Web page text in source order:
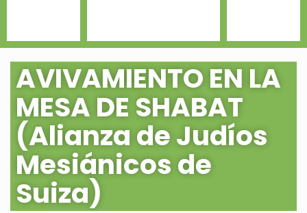
AVIVAMIENTO EN LA
MESA DE SHABAT
(Alianza de Judíos
Mesiánicos de
Suiza)